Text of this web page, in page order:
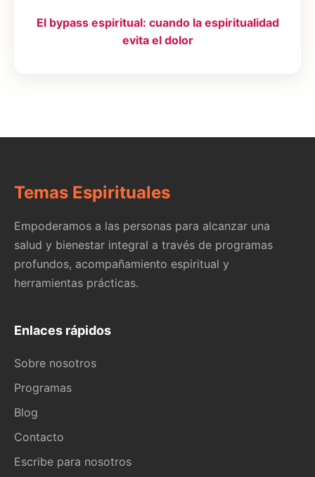
El bypass espiritual: cuando la espiritualidad
evita el dolor
Temas Espirituales
Empoderamos a las personas para alcanzar una
salud y bienestar integral a través de programas
profundos, acompañamiento espiritual y
herramientas prácticas.
Enlaces rápidos
Sobre nosotros
Programas
Blog
Contacto
Escribe para nosotros